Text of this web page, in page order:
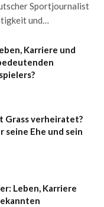
Sportjournalist
und…
Karriere und
Grass verheiratet?
seine Ehe und sein
Leben, Karriere